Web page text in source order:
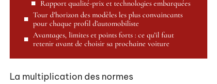
Rapport qualité-prix et technologies embarquées
Tour d’horizon des modèles les plus convaincants
pour chaque profil d’automobiliste
Avantages, limites et points forts : ce qu’il faut
retenir avant de choisir sa prochaine voiture
La multiplication des normes